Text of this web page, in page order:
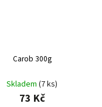
Carob 300g
Skladem (7 ks)
73 Kč